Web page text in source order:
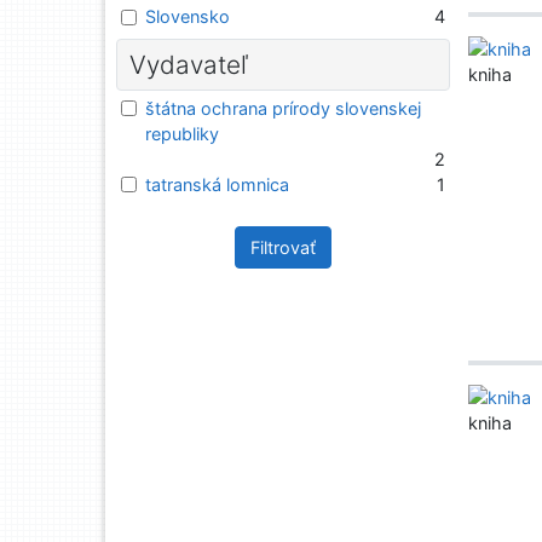
kniha
kniha
Slovensko 4
Vydavateľ
štátna ochrana prírody slovenskej
republiky
2
tatranská lomnica
1
Filtrovať